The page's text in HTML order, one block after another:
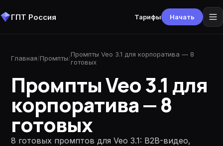
ГПТ Россия Тарифы Начать
Главная/Промпты/Промпты Veo 3.1 для корпоратива — 8
готовых
Промпты Veo 3.1 для
корпоратива — 8
готовых
8 готовых промптов для Veo 3.1: B2B-видео,